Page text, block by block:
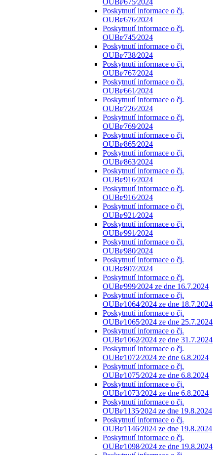
OUBr⁄675⁄2024
Poskytnutí informace o čj.
OUBr⁄676⁄2024
Poskytnutí informace o čj.
OUBr⁄745⁄2024
Poskytnutí informace o čj.
OUBr⁄738⁄2024
Poskytnutí informace o čj.
OUBr⁄767⁄2024
Poskytnutí informace o čj.
OUBr⁄661⁄2024
Poskytnutí informace o čj.
OUBr⁄726⁄2024
Poskytnutí informace o čj.
OUBr⁄769⁄2024
Poskytnutí informace o čj.
OUBr⁄865⁄2024
Poskytnutí informace o čj.
OUBr⁄863⁄2024
Poskytnutí informace o čj.
OUBr⁄916⁄2024
Poskytnutí informace o čj.
OUBr⁄916⁄2024
Poskytnutí informace o čj.
OUBr⁄921⁄2024
Poskytnutí informace o čj.
OUBr⁄991⁄2024
Poskytnutí informace o čj.
OUBr⁄980⁄2024
Poskytnutí informace o čj.
OUBr⁄807⁄2024
Poskytnutí informace o čj.
OUBr⁄999⁄2024 ze dne 16.7.2024
Poskytnutí informace o čj.
OUBr⁄1064⁄2024 ze dne 18.7.2024
Poskytnutí informace o čj.
OUBr⁄1065⁄2024 ze dne 25.7.2024
Poskytnutí informace o čj.
OUBr⁄1062⁄2024 ze dne 31.7.2024
Poskytnutí informace o čj.
OUBr⁄1072⁄2024 ze dne 6.8.2024
Poskytnutí informace o čj.
OUBr⁄1075⁄2024 ze dne 6.8.2024
Poskytnutí informace o čj.
OUBr⁄1073⁄2024 ze dne 6.8.2024
Poskytnutí informace o čj.
OUBr⁄1135⁄2024 ze dne 19.8.2024
Poskytnutí informace o čj.
OUBr⁄1146⁄2024 ze dne 19.8.2024
Poskytnutí informace o čj.
OUBr⁄1098⁄2024 ze dne 19.8.2024